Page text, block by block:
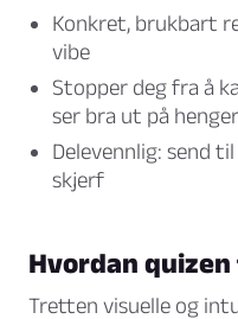
Konkret, brukbart
vibe
Stopper deg fra å
ser bra ut på
Delevennlig: send
skjerf
Hvordan
Tretten visuelle og